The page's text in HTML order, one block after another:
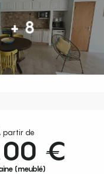
+ 8
et
partir de
€
(meublé)